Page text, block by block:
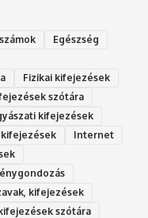
Egészség
Fizikai kifejezések
szótára
kifejezések
Internet
kifejezések
szótára